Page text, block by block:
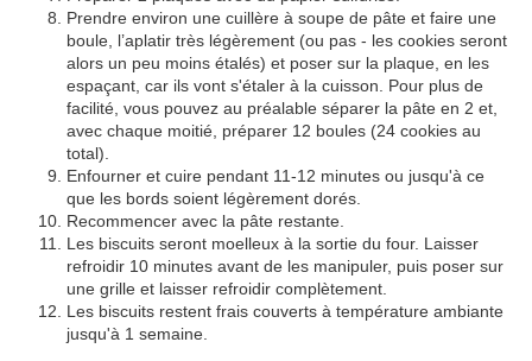
Prendre environ une cuillère à soupe de pâte et faire une
boule, l’aplatir très légèrement (ou pas - les cookies seront
alors un peu moins étalés) et poser sur la plaque, en les
espaçant, car ils vont s'étaler à la cuisson. Pour plus de
facilité, vous pouvez au préalable séparer la pâte en 2 et,
avec chaque moitié, préparer 12 boules (24 cookies au
total).
Enfourner et cuire pendant 11-12 minutes ou jusqu'à ce
que les bords soient légèrement dorés.
Recommencer avec la pâte restante.
Les biscuits seront moelleux à la sortie du four. Laisser
refroidir 10 minutes avant de les manipuler, puis poser sur
une grille et laisser refroidir complètement.
Les biscuits restent frais couverts à température ambiante
jusqu'à 1 semaine.